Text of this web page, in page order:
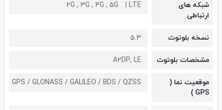
شبکه های
ارتباطی
2G , 3G , 4G , 5G LTE
نسخه بلوتوث ۵.۳
مشخصات بلوتوث A۲DP, LE
موقعیت نما (
GPS )
GPS / GLONASS / GALILEO / BDS / QZSS